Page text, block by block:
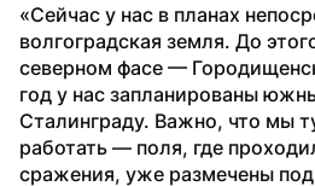
«Сейчас у нас в планах
волгоградская земля. До
северном фасе —
год у нас запланированы
Сталинграду. Важно, что мы
работать — поля, где
сражения, уже размечены